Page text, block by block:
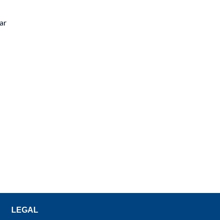
LEGAL